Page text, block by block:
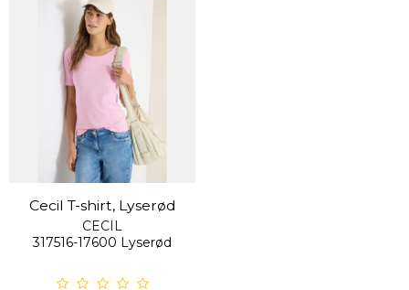
Cecil T-shirt, Lyserød
CECIL
317516-17600 Lyserød